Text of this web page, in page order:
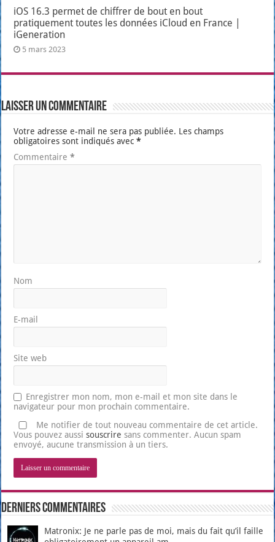
iOS 16.3 permet de chiffrer de bout en bout
pratiquement toutes les données iCloud en France |
iGeneration
5 mars 2023
Laisser un commentaire
Votre adresse e-mail ne sera pas publiée. Les champs
obligatoires sont indiqués avec*
Commentaire*
Nom
E-mail
Site web
Enregistrer mon nom, mon e-mail et mon site dans le
navigateur pour mon prochain commentaire.
Me notifier de tout nouveau commentaire de cet article.
Vous pouvez aussisouscrire sans commenter. Aucun spam
envoyé, aucune transmission à un tiers.
Derniers Commentaires
Matronix: Je ne parle pas de moi, mais du fait qu’il faille